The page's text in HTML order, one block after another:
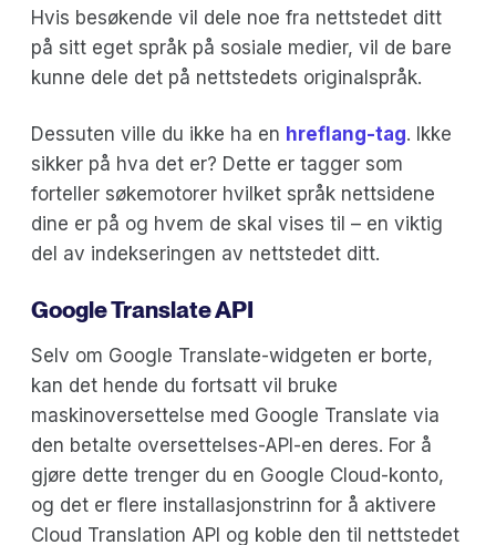
Hvis besøkende vil dele noe fra nettstedet ditt
på sitt eget språk på sosiale medier, vil de bare
kunne dele det på nettstedets originalspråk.
Dessuten ville du ikke ha en hreflang-tag. Ikke
sikker på hva det er? Dette er tagger som
forteller søkemotorer hvilket språk nettsidene
dine er på og hvem de skal vises til – en viktig
del av indekseringen av nettstedet ditt.
Google Translate API
Selv om Google Translate-widgeten er borte,
kan det hende du fortsatt vil bruke
maskinoversettelse med Google Translate via
den betalte oversettelses-API-en deres. For å
gjøre dette trenger du en Google Cloud-konto,
og det er flere installasjonstrinn for å aktivere
Cloud Translation API og koble den til nettstedet